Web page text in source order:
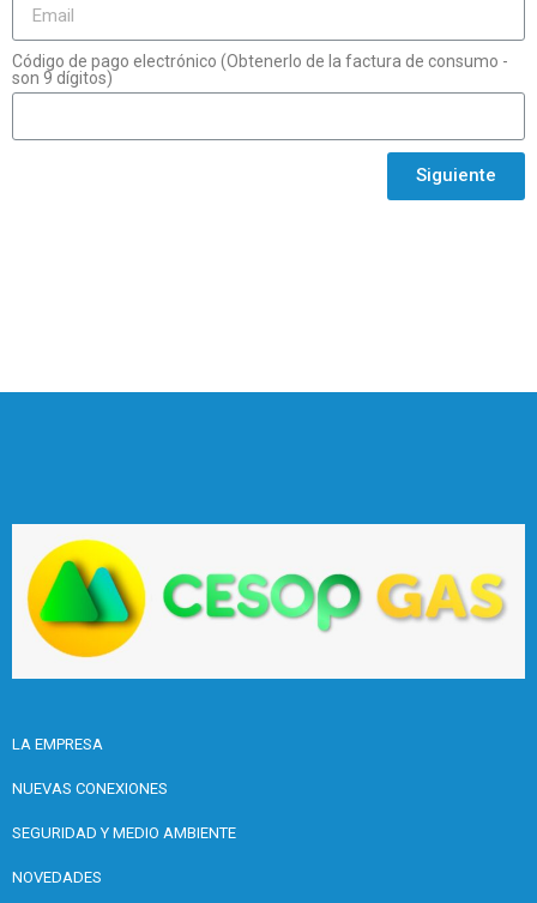
Código de pago electrónico (Obtenerlo de la factura de consumo -
son 9 dígitos)
Siguiente
LA EMPRESA
NUEVAS CONEXIONES
SEGURIDAD Y MEDIO AMBIENTE
NOVEDADES